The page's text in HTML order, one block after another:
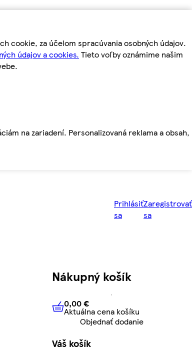
cookie, za účelom spracúvania osobných údajov.
údajov a cookies. Tieto voľby oznámime našim
na zariadení. Personalizovaná reklama a obsah,
Prihlásiť
sa
Zaregistrovať
sa
Nákupný košík
0,00 € Aktuálna cena košíku
0,00 €
Aktuálna cena košíku
Objednať dodanie
Váš košík